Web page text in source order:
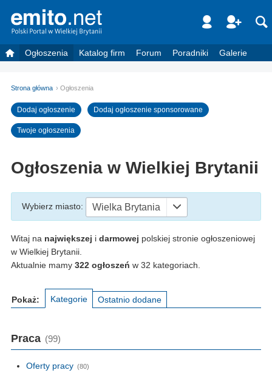
Ogłoszenia Katalog firm Forum Poradniki Galerie
Strona główna Ogłoszenia
Dodaj ogłoszenie Dodaj ogłoszenie sponsorowane
Twoje ogłoszenia
Ogłoszenia w Wielkiej Brytanii
Wybierz miasto: Wielka Brytania
Witaj na największej i darmowej polskiej stronie ogłoszeniowej
w Wielkiej Brytanii.
Aktualnie mamy 322 ogłoszeń w 32 kategoriach.
Pokaż: Kategorie Ostatnio dodane
Praca (99)
Oferty pracy (80)